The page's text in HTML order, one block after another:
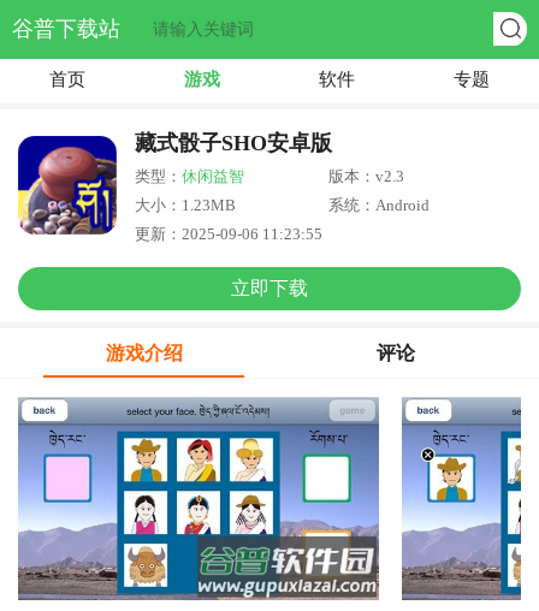
谷普下载站
首页 游戏 软件 专题
藏式骰子SHO安卓版
类型： 休闲益智
版本：v2.3
大小：1.23MB
系统：Android
更新：2025-09-06 11:23:55
立即下载
游戏介绍 评论